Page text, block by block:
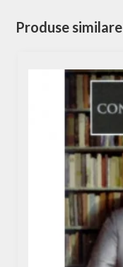
Produse similare